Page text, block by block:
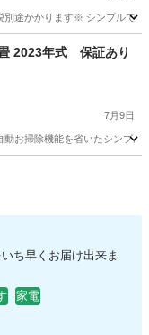
途かかります※ シンプルで
2023年式 保証あり
7月9日
動お掃除機能を省いたシンプ
ち早くお届け出来ま
家電